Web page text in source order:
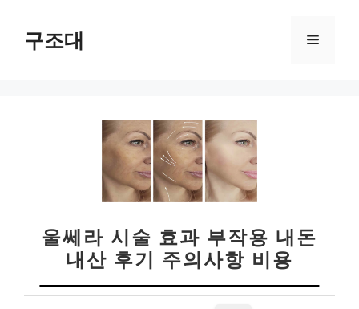
구조대 메
울쎄라 시술 효과 부작용 내돈
내산 후기 주의사항 비용